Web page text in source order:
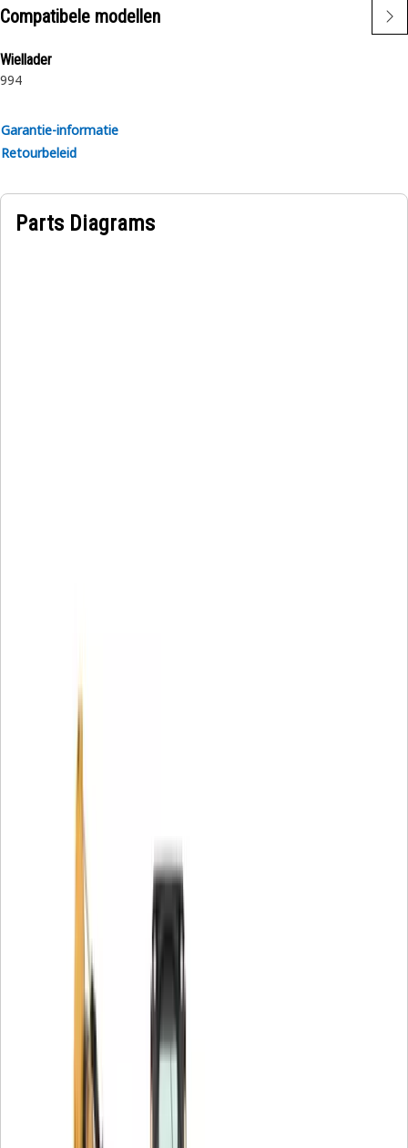
Compatibele modellen
Wiellader
994
Garantie-informatie
Retourbeleid
Parts Diagrams